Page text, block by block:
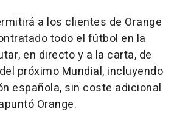
a los clientes de Orange
todo el fútbol en la
en directo y a la carta, de
próximo Mundial, incluyendo
española, sin coste adicional
Orange.